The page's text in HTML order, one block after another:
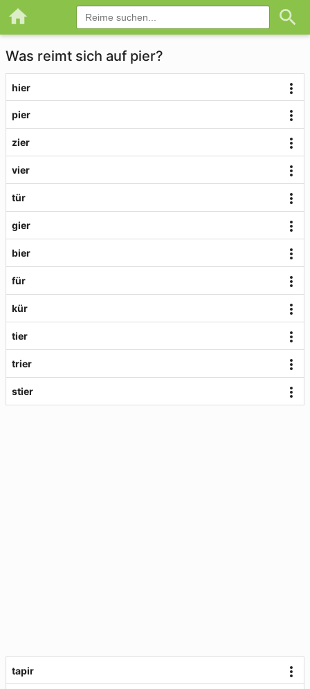
Was reimt sich auf pier?
hier
pier
zier
vier
tür
gier
bier
für
kür
tier
trier
stier
tapir